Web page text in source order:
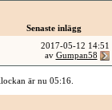
Senaste inlägg
2017-05-12 14:51
av Gumpan58
är nu 05:16